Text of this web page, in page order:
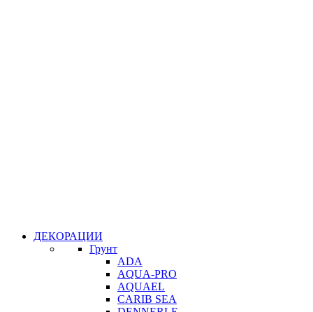
ДЕКОРАЦИИ
Грунт
ADA
AQUA-PRO
AQUAEL
CARIB SEA